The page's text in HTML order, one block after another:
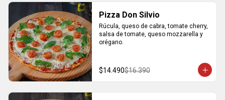
Pizza Don Silvio
Rúcula, queso de cabra, tomate cherry,
salsa de tomate, queso mozzarella y
orégano.
$14.490$16.390